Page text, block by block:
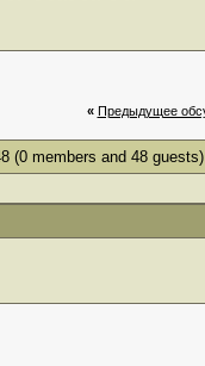
« Предыдущее
(0 members and 48 guests)